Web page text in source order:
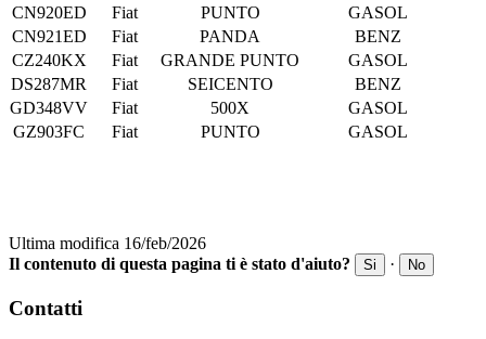
CN920ED
Fiat PUNTO
GASOL
CN921ED
Fiat PANDA
BENZ
CZ240KX
Fiat GRANDE PUNTO
GASOL
DS287MR
Fiat SEICENTO
BENZ
GD348VV
Fiat 500X
GASOL
GZ903FC
Fiat PUNTO GASOL
Ultima modifica 16/feb/2026
Il contenuto di questa pagina ti è stato d'aiuto?
Si · No
Contatti